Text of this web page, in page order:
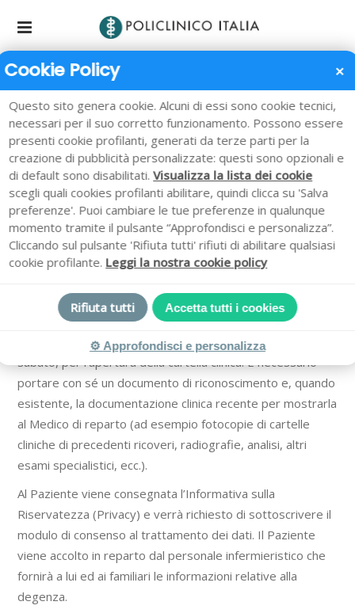
Ricovero Ordinario
Home/Ricovero Ordinario
Ricovero Ordinario: tutti i
dettagli
Al momento del ricovero il Paziente e/o un suo familiare
dovranno recarsi all’Ufficio Accettazione Ricoveri/URP,
preferibilmente dalle ore 9.00 alle ore 10.00, dal lunedì al
sabato, per l’apertura della cartella clinica. È necessario
portare con sé un documento di riconoscimento e, quando
esistente, la documentazione clinica recente per mostrarla
al Medico di reparto (ad esempio fotocopie di cartelle
cliniche di precedenti ricoveri, radiografie, analisi, altri
esami specialistici, ecc.).
Al Paziente viene consegnata l’Informativa sulla
Riservatezza (Privacy) e verrà richiesto di sottoscrivere il
modulo di consenso al trattamento dei dati. Il Paziente
viene accolto in reparto dal personale infermieristico che
fornirà a lui ed ai familiari le informazioni relative alla
degenza.
Cookie Policy ✕
Questo sito genera cookie. Alcuni di essi sono cookie tecnici,
necessari per il suo corretto funzionamento. Possono essere
presenti cookie profilanti, generati da terze parti per la
creazione di pubblicità personalizzate: questi sono opzionali e
di default sono disabilitati.Visualizza la lista dei cookie
scegli quali cookies profilanti abilitare, quindi clicca su 'Salva
preferenze'. Puoi cambiare le tue preferenze in qualunque
momento tramite il pulsante “Approfondisci e personalizza”.
Cliccando sul pulsante 'Rifiuta tutti' rifiuti di abilitare qualsiasi
cookie profilante. Leggi la nostra cookie policy
⚙ Approfondisci e personalizza
Rifiuta tutti Accetta tutti i cookies